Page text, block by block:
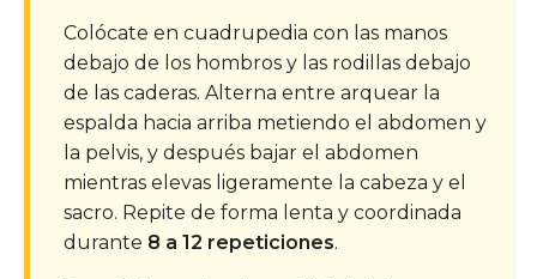
Colócate en cuadrupedia con las manos
debajo de los hombros y las rodillas debajo
de las caderas. Alterna entre arquear la
espalda hacia arriba metiendo el abdomen y
la pelvis, y después bajar el abdomen
mientras elevas ligeramente la cabeza y el
sacro. Repite de forma lenta y coordinada
durante 8 a 12 repeticiones.